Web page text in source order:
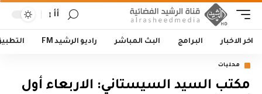
أأ
اخر الاخبار البرامج البث المباشر راديو الرشيد FM
محليات
مكتب السيد السيستاني: الاربعاء أول